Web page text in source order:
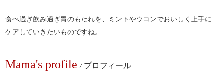
食べ過ぎ飲み過ぎ胃のもたれを、ミントやウコンでおいしく上手に
ケアしていきたいものですね。
Mama's profile / プロフィール